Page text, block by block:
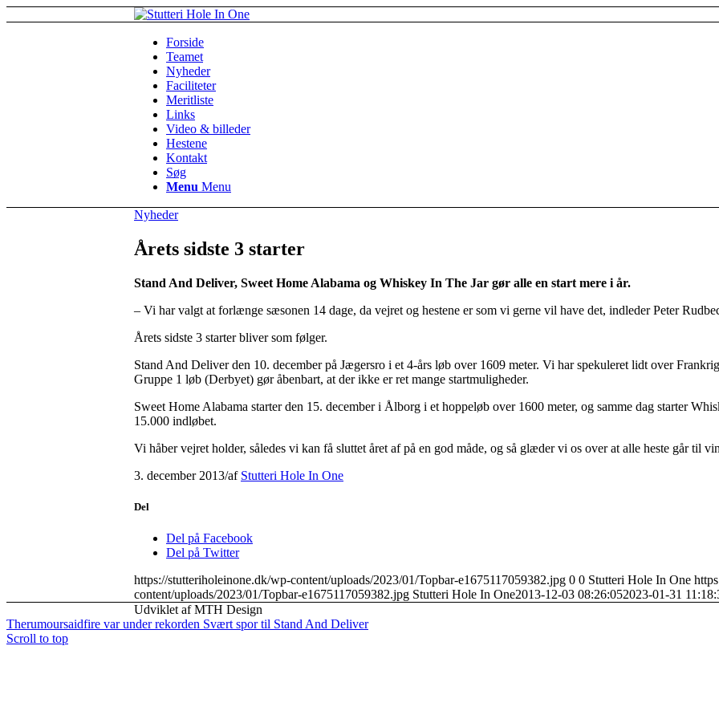
Forside
Teamet
Nyheder
Faciliteter
Meritliste
Links
Video & billeder
Hestene
Kontakt
Søg
Menu Menu
Nyheder
Årets sidste 3 starter
Stand And Deliver, Sweet Home Alabama og Whiskey In The Jar gør alle en start mere i år.
– Vi har valgt at forlænge sæsonen 14 dage, da vejret og hestene er som vi gerne vil have det, indleder Peter
Årets sidste 3 starter bliver som følger.
Stand And Deliver den 10. december på Jægersro i et 4-års løb over 1609 meter. Vi har spekuleret lidt over
Gruppe 1 løb (Derbyet) gør åbenbart, at der ikke er ret mange startmuligheder.
Sweet Home Alabama starter den 15. december i Ålborg i et hoppeløb over 1600 meter, og samme dag starter
15.000 indløbet.
Vi håber vejret holder, således vi kan få sluttet året af på en god måde, og så glæder vi os over at alle heste går til
3. december 2013/af Stutteri Hole In One
Del
Del på Facebook
Del på Twitter
https://stutteriholeinone.dk/wp-content/uploads/2023/01/Topbar-e1675117059382.jpg 0 0 Stutteri Hole In One
content/uploads/2023/01/Topbar-e1675117059382.jpg Stutteri Hole In One2013-12-03 08:26:052023-01-31
Udviklet af MTH Design
Therumoursaidfire var under rekorden Svært spor til Stand And Deliver
Scroll to top